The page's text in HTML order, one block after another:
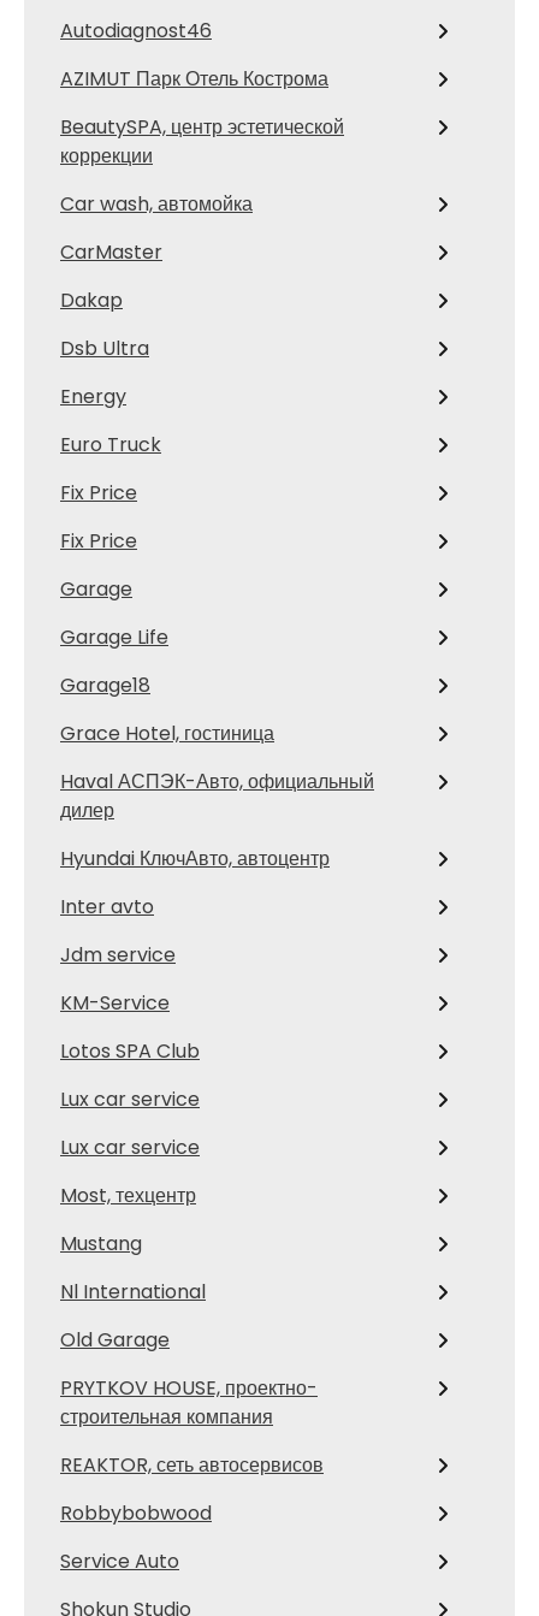
Autodiagnost46
AZIMUT Парк Отель Кострома
BeautySPA, центр эстетической
коррекции
Car wash, автомойка
CarMaster
Dakap
Dsb Ultra
Energy
Euro Truck
Fix Price
Fix Price
Garage
Garage Life
Garage18
Grace Hotel, гостиница
Haval АСПЭК-Авто, официальный
дилер
Hyundai КлючАвто, автоцентр
Inter avto
Jdm service
KM-Service
Lotos SPA Club
Lux car service
Lux car service
Most, техцентр
Mustang
Nl International
Old Garage
PRYTKOV HOUSE, проектно-
строительная компания
REAKTOR, сеть автосервисов
Robbybobwood
Service Auto
Shokun Studio